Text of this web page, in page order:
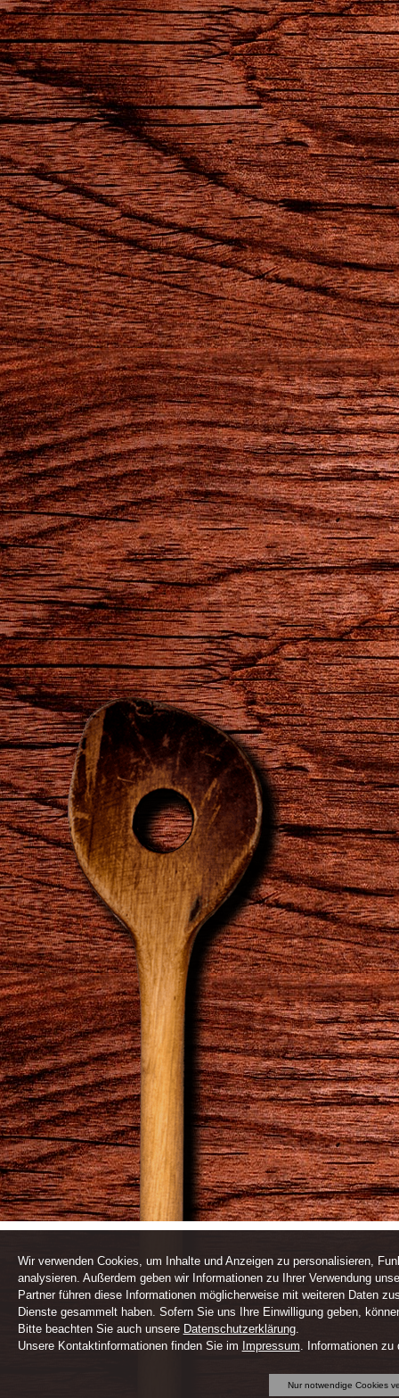
Wir verwenden Cookies, um Inhalte und Anzeigen zu personalisieren,
analysieren. Außerdem geben wir Informationen zu Ihrer Verwendung
Partner führen diese Informationen möglicherweise mit weiteren Daten
Dienste gesammelt haben. Sofern Sie uns Ihre Einwilligung geben,
Bitte beachten Sie auch unsere Datenschutzerklärung.
Unsere Kontaktinformationen finden Sie im Impressum . Informationen
Nur notwendige Cookies